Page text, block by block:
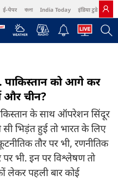
ई-पेपर বাংলা India Today इंडिया टुडे हिंदी
Harper's Bazaar Northeast
पाकिस्तान को आगे कर
और चीन?
के साथ ऑपरेशन सिंदूर
सी भिड़ंत हुई तो भारत के लिए
तौर पर भी, रणनीतिक
पर भी. इन पर विश्लेषण तो
लेकर पहली बार कोई